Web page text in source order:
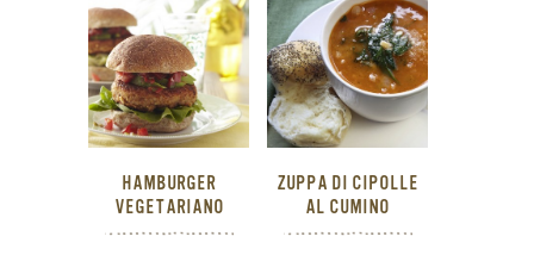
HAMBURGER
VEGETARIANO
ZUPPA DI CIPOLLE
AL CUMINO